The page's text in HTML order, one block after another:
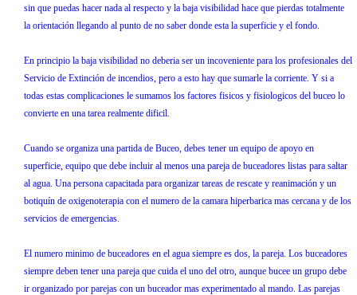
sin que puedas hacer nada al respecto y la baja visibilidad hace que pierdas totalmente
la orientación llegando al punto de no saber donde esta la superficie y el fondo.
En principio la baja visibilidad no deberia ser un incoveniente para los profesionales del
Servicio de Extinción de incendios, pero a esto hay que sumarle la corriente. Y si a
todas estas complicaciones le sumamos los factores fisicos y fisiologicos del buceo lo
convierte en una tarea realmente dificil.
Cuando se organiza una partida de Buceo, debes tener un equipo de apoyo en
superficie, equipo que debe incluir al menos una pareja de buceadores listas para saltar
al agua. Una persona capacitada para organizar tareas de rescate y reanimación y un
botiquín de oxigenoterapia con el numero de la camara hiperbarica mas cercana y de los
servicios de emergencias.
El numero minimo de buceadores en el agua siempre es dos, la pareja. Los buceadores
siempre deben tener una pareja que cuida el uno del otro, aunque bucee un grupo debe
ir organizado por parejas con un buceador mas experimentado al mando. Las parejas